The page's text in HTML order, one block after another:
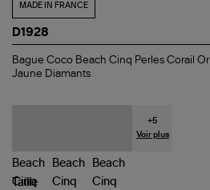
MADE IN FRANCE
D1928
Bague
Coco
Diamants
Bague Coco Beach Cinq Perles Corail Or
Jaune Diamants
+5
Voir plus
Taille